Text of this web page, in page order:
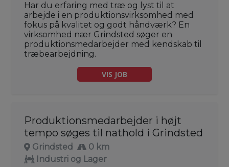
Har du erfaring med træ og lyst til at
arbejde i en produktionsvirksomhed med
fokus på kvalitet og godt håndværk? En
virksomhed nær Grindsted søger en
produktionsmedarbejder med kendskab til
træbearbejdning.
VIS JOB
Produktionsmedarbejder i højt
tempo søges til nathold i Grindsted
Grindsted
0 km
Industri og Lager